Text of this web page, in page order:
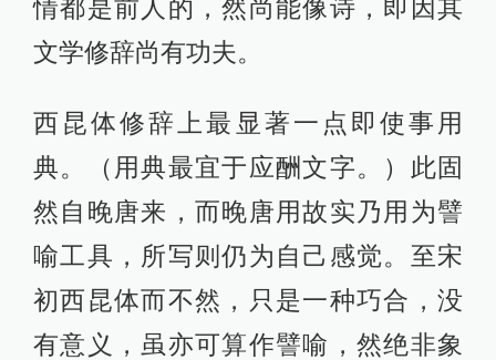
情都是前人的，然尚能像诗，即因其
文学修辞尚有功夫。
西昆体修辞上最显著一点即使事用
典。（用典最宜于应酬文字。）此固
然自晚唐来，而晚唐用故实乃用为譬
喻工具，所写则仍为自己感觉。至宋
初西昆体而不然，只是一种巧合，没
有意义，虽亦可算作譬喻，然绝非象